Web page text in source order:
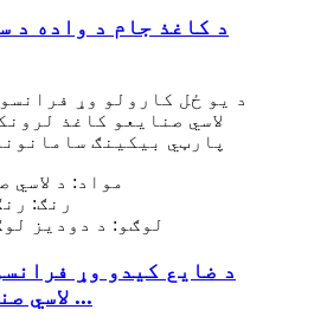
د کاغذ جام د واده د
مواد: د لاسي
رنګ:
لوګو: د دودیز
د ضایع کیدو وړ
لاسي صنایعو کاغذ ...